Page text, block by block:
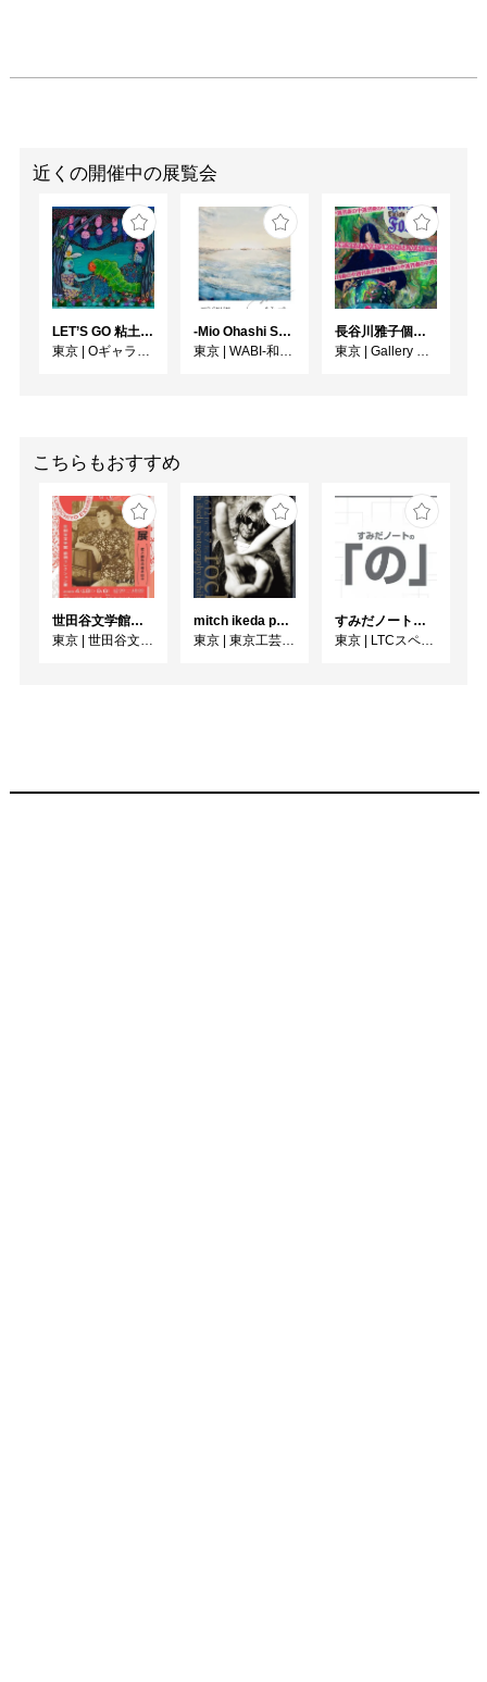
近くの開催中の展覧会
LET’S GO 粘土（クレイ）ジ−
東京
Oギャラリー
-Mio Ohashi Solo Exhibition - 大橋 澪 作品展 -
東京
WABI-和・美-
長谷川雅子個展「終わりなき森の美術館」
東京
Gallery MUMON
こちらもおすすめ
世田谷文学館コレクション展 没後30年 宇野千代展
東京
世田谷文学館
mitch ikeda photography exhibition「rocks」
東京
東京工芸大学 写大ギャラリー
すみだノート展2026 ~すみだノートの「の」～
東京
LTCスペース